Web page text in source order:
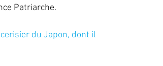
Patriarche.
du Japon, dont il